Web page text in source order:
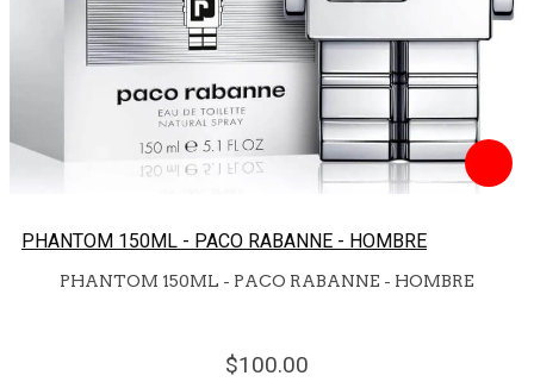
PHANTOM 150ML - PACO RABANNE - HOMBRE
PHANTOM 150ML - PACO RABANNE - HOMBRE
100.00